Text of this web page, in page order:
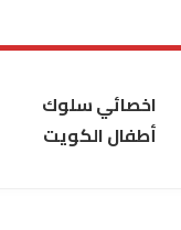
اخصائي سلوك
أطفال الكويت